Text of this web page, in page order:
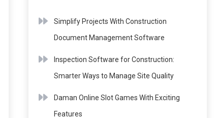
Simplify Projects With Construction
Document Management Software
Inspection Software for Construction:
Smarter Ways to Manage Site Quality
Daman Online Slot Games With Exciting
Features